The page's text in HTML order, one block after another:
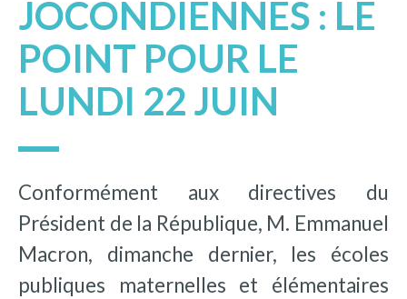
JOCONDIENNES : LE
POINT POUR LE
LUNDI 22 JUIN
Conformément aux directives du
Président de la République, M. Emmanuel
Macron, dimanche dernier, les écoles
publiques maternelles et élémentaires